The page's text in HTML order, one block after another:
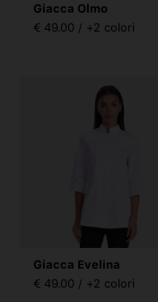
Giacca Olmo
€ 49.00 / +2 colori
Giacca Evelina
€ 49.00 / +2 colori